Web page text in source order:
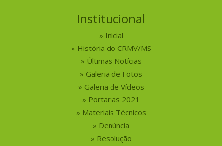
Institucional
Inicial
História do CRMV/MS
Últimas Notícias
Galeria de Fotos
Galeria de Vídeos
Portarias 2021
Materiais Técnicos
Denúncia
Resolução